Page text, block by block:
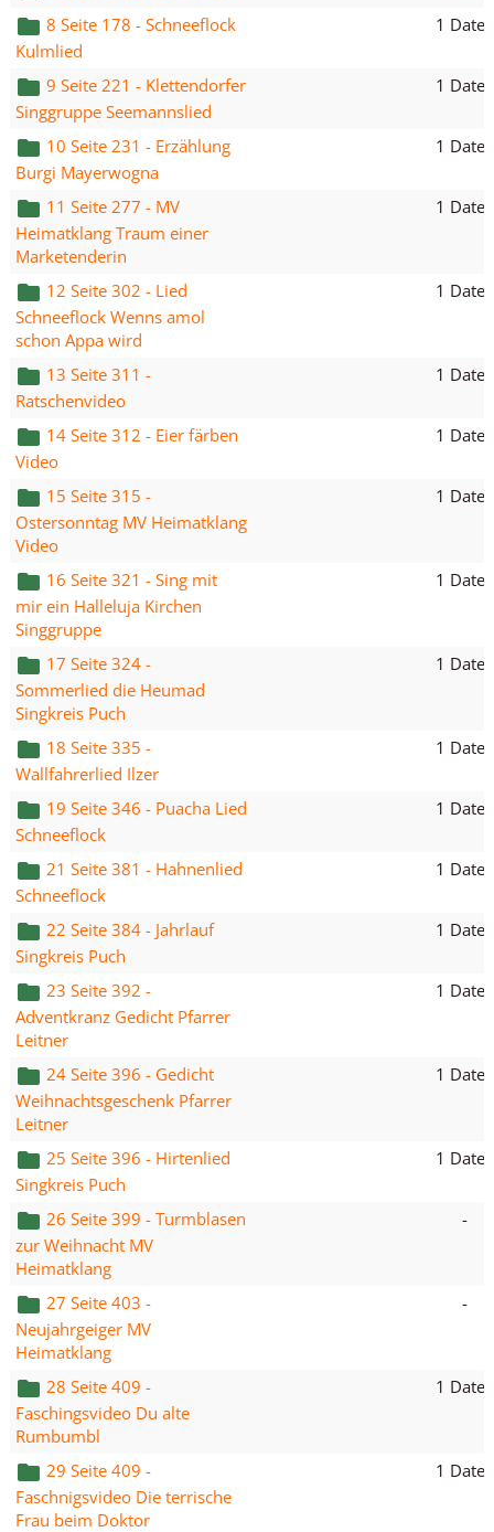
8 Seite 178 - Schneeflock
Kulmlied
1 Datei
9 Seite 221 - Klettendorfer
Singgruppe Seemannslied
1 Datei
10 Seite 231 - Erzählung
Burgi Mayerwogna
1 Datei
11 Seite 277 - MV
Heimatklang Traum einer
Marketenderin
1 Datei
12 Seite 302 - Lied
Schneeflock Wenns amol
schon Appa wird
1 Datei
13 Seite 311 -
Ratschenvideo
1 Datei
14 Seite 312 - Eier färben
Video
1 Datei
15 Seite 315 -
Ostersonntag MV Heimatklang
Video
1 Datei
16 Seite 321 - Sing mit
mir ein Halleluja Kirchen
Singgruppe
1 Datei
17 Seite 324 -
Sommerlied die Heumad
Singkreis Puch
1 Datei
18 Seite 335 -
Wallfahrerlied Ilzer
1 Datei
19 Seite 346 - Puacha Lied
Schneeflock
1 Datei
21 Seite 381 - Hahnenlied
Schneeflock
1 Datei
22 Seite 384 - Jahrlauf
Singkreis Puch
1 Datei
23 Seite 392 -
Adventkranz Gedicht Pfarrer
Leitner
1 Datei
24 Seite 396 - Gedicht
Weihnachtsgeschenk Pfarrer
Leitner
1 Datei
25 Seite 396 - Hirtenlied
Singkreis Puch
1 Datei
26 Seite 399 - Turmblasen
zur Weihnacht MV
Heimatklang
-
27 Seite 403 -
Neujahrgeiger MV
Heimatklang
-
28 Seite 409 -
Faschingsvideo Du alte
Rumbumbl
1 Datei
29 Seite 409 -
Faschnigsvideo Die terrische
Frau beim Doktor
1 Datei